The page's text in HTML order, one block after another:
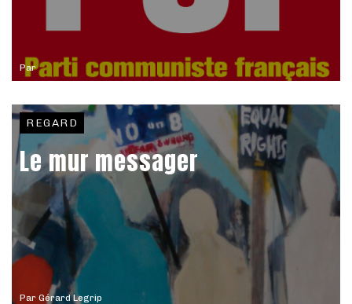
Par
Par Gérard Legrip
REGARD
Le mur messager